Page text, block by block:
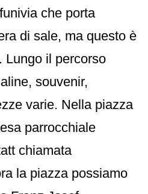
che porta
di sale, ma questo è
Lungo il percorso
souvenir,
varie. Nella piazza
parrocchiale
chiamata
la piazza possiamo